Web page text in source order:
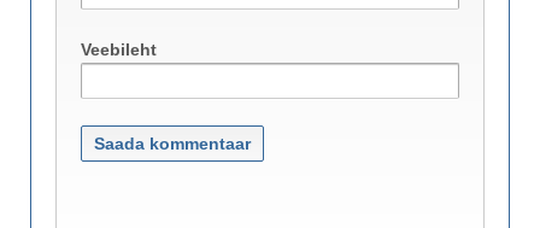
Veebileht